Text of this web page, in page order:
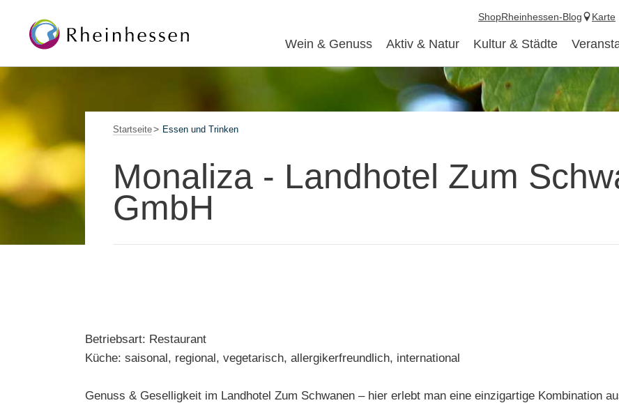
Wein & Genuss Aktiv & Natur Kultur & Städte
ShopRheinhessen-Blog Karte
Startseite Essen und Trinken
Monaliza - Landhotel Zum
GmbH
Betriebsart: Restaurant
Küche: saisonal, regional, vegetarisch, allergikerfreundlich, international
Genuss & Geselligkeit im Landhotel Zum Schwanen – hier erlebt man eine einzigartige Kombination